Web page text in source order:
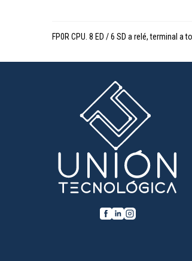
FP0R CPU. 8 ED / 6 SD a relé, terminal a